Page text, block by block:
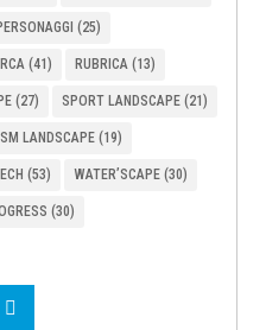
(25)
(41) RUBRICA (13)
(27) SPORT LANDSCAPE (21)
LANDSCAPE (19)
(53) WATER’SCAPE (30)
(30)